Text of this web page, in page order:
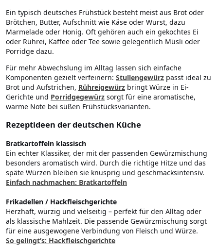
Ein typisch deutsches Frühstück besteht meist aus Brot oder
Brötchen, Butter, Aufschnitt wie Käse oder Wurst, dazu
Marmelade oder Honig. Oft gehören auch ein gekochtes Ei
oder Rührei, Kaffee oder Tee sowie gelegentlich Müsli oder
Porridge dazu.
Für mehr Abwechslung im Alltag lassen sich einfache
Komponenten gezielt verfeinern: Stullengewürz passt ideal zu
Brot und Aufstrichen, Rühreigewürz bringt Würze in Ei-
Gerichte und Porridgegewürz sorgt für eine aromatische,
warme Note bei süßen Frühstücksvarianten.
Rezeptideen der deutschen Küche
Bratkartoffeln klassisch
Ein echter Klassiker, der mit der passenden Gewürzmischung
besonders aromatisch wird. Durch die richtige Hitze und das
späte Würzen bleiben sie knusprig und geschmacksintensiv.
Einfach nachmachen: Bratkartoffeln
Frikadellen / Hackfleischgerichte
Herzhaft, würzig und vielseitig – perfekt für den Alltag oder
als klassische Mahlzeit. Die passende Gewürzmischung sorgt
für eine ausgewogene Verbindung von Fleisch und Würze.
So gelingt’s: Hackfleischgerichte